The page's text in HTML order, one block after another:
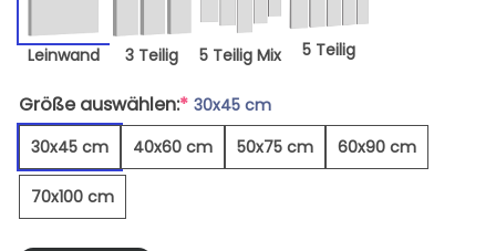
Leinwand 3 Teilig 5 Teilig Mix 5 Teilig
Größe auswählen:* 30x45 cm
30x45 cm
40x60 cm 50x75 cm 60x90 cm
70x100 cm